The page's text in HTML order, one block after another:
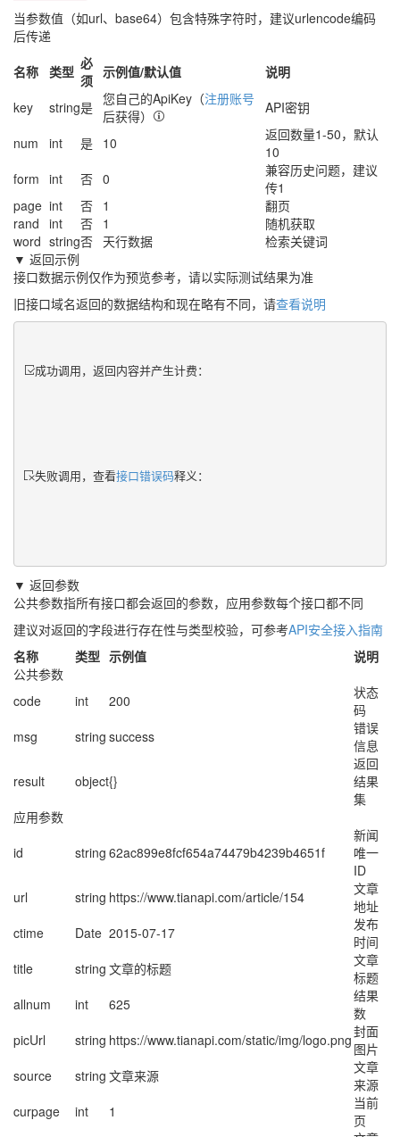
当参数值（如url、base64）包含特殊字符时，建议urlencode编码
后传递
名称 类型 必
须 示例值/默认值
说明
key
string是 您自己的ApiKey（注册账号
后获得）
API密钥
num
int 是 10
返回数量1-50，默认
10
form int 否 0
兼容历史问题，建议
传1
page int 否 1
翻页
rand int 否 1
随机获取
word string否 天行数据
检索关键词
▼ 返回示例
接口数据示例仅作为预览参考，请以实际测试结果为准
旧接口域名返回的数据结构和现在略有不同，请查看说明
成功调用，返回内容并产生计费：
失败调用，查看接口错误码释义：
▼ 返回参数
公共参数指所有接口都会返回的参数，应用参数每个接口都不同
建议对返回的字段进行存在性与类型校验，可参考API安全接入指南
名称
类型 示例值
说明
公共参数
code
int 200
状态
码
msg
string success
错误
信息
result
object{}
返回
结果
集
应用参数
id
string 62ac899e8fcf654a74479b4239b4651f
新闻
唯一
ID
url
string https://www.tianapi.com/article/154
文章
地址
ctime
Date 2015-07-17
发布
时间
title
string 文章的标题
文章
标题
allnum
int 625
结果
数
picUrl
string https://www.tianapi.com/static/img/logo.png封面
图片
source
string 文章来源
文章
来源
curpage
int 1
当前
页